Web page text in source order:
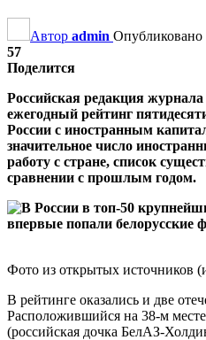
Автор admin Опубликовано
57
Поделится
Российская редакция
ежегодный рейтинг
России с иностранным
значительное число
работу с стране, список
сравнении с прошлым годом.
Фото из открытых источников
В рейтинге оказались и две
Расположившийся на 38-м
(российская дочка БелАЗ-